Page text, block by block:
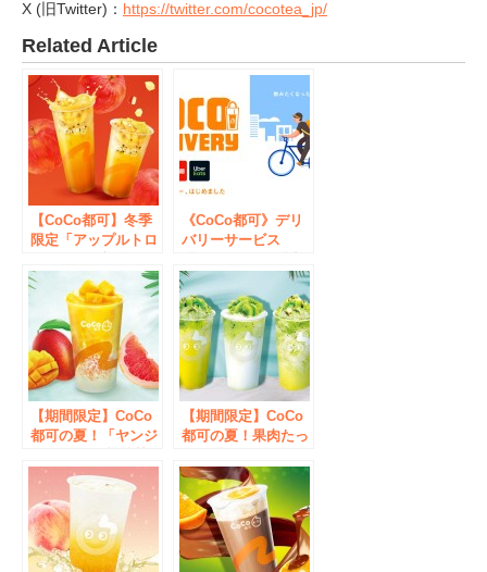
X (旧Twitter)： https://twitter.com/cocotea_jp/
Related Article
【CoCo都可】冬季
限定「アップルトロ
《CoCo都可》デリ
バリーサービス
前館」を導入！
【期間限定】CoCo
都可の夏！「ヤンジ
露)」が今年もやっ
【期間限定】CoCo
都可の夏！果肉たっ
ズ」が今年もやって
くる！